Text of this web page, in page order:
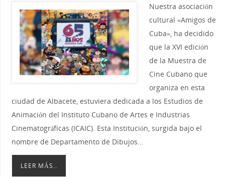
Nuestra asociación
cultural «Amigos de
Cuba», ha decidido
que la XVI edición
de la Muestra de
Cine Cubano que
organiza en esta
ciudad de Albacete, estuviera dedicada a los Estudios de
Animación del Instituto Cubano de Artes e Industrias
Cinematográficas (ICAIC). Esta Institución, surgida bajo el
nombre de Departamento de Dibujos…
LEER MÁS..